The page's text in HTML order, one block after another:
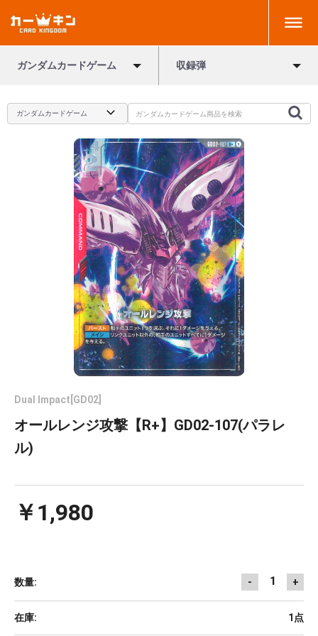
ガンダムカードゲーム 収録弾
Dual Impact[GD02]
オールレンジ攻撃【R+】GD02-107(パラレ
ル)
￥1,980
数量: - 1 +
在庫: 1点